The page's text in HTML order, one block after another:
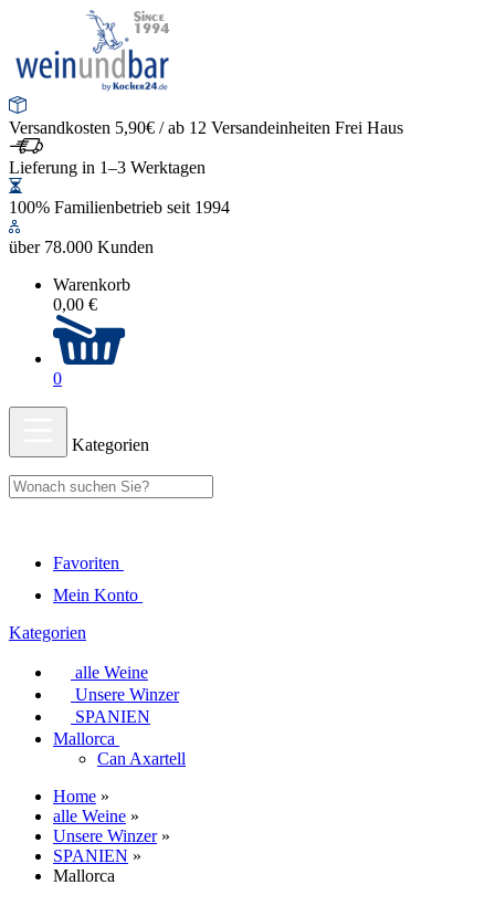
Versandkosten 5,90€ / ab 12 Versandeinheiten Frei Haus
Lieferung in 1–3 Werktagen
100% Familienbetrieb seit 1994
über 78.000 Kunden
Warenkorb
0,00 €
0
Kategorien
Favoriten
Mein Konto
Kategorien
alle Weine
Unsere Winzer
SPANIEN
Mallorca
Can Axartell
Home »
alle Weine »
Unsere Winzer »
SPANIEN »
Mallorca